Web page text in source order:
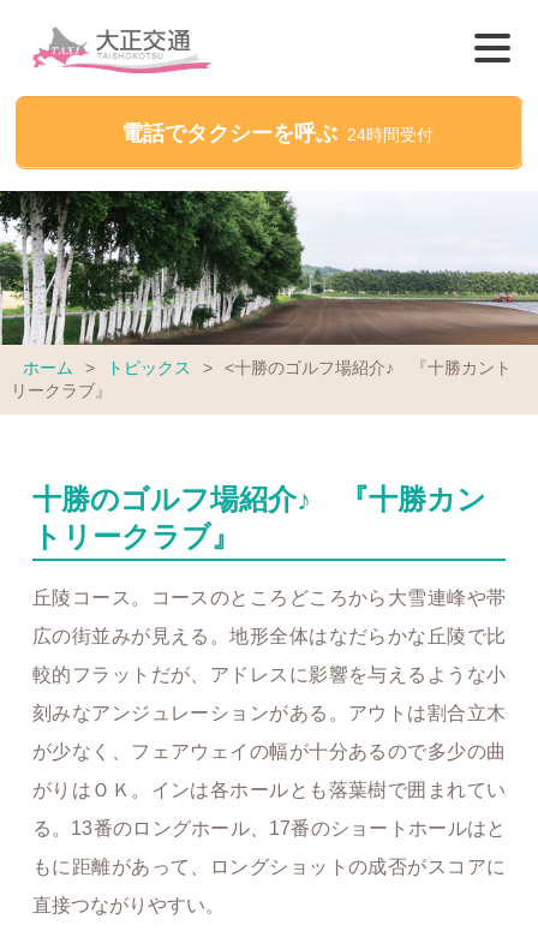
電話でタクシーを呼ぶ 24時間受付
ホーム > トピックス >
<十勝のゴルフ場紹介♪ 『十勝カント
リークラブ』
十勝のゴルフ場紹介♪ 『十勝カン
トリークラブ』
丘陵コース。コースのところどころから大雪連峰や帯
広の街並みが見える。地形全体はなだらかな丘陵で比
較的フラットだが、アドレスに影響を与えるような小
刻みなアンジュレーションがある。アウトは割合立木
が少なく、フェアウェイの幅が十分あるので多少の曲
がりはＯＫ。インは各ホールとも落葉樹で囲まれてい
る。13番のロングホール、17番のショートホールはと
もに距離があって、ロングショットの成否がスコアに
直接つながりやすい。